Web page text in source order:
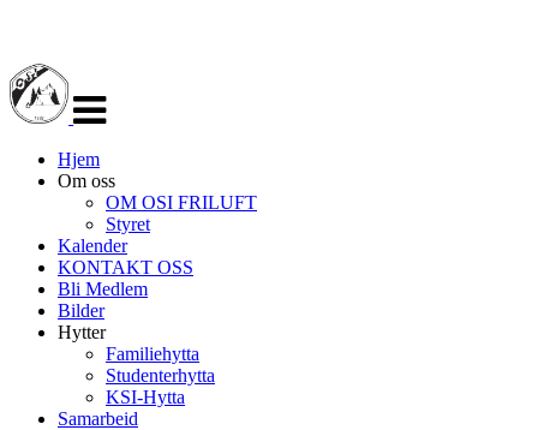
navigasjon
Hjem
Om oss
OM OSI FRILUFT
Styret
Kalender
KONTAKT OSS
Bli Medlem
Bilder
Hytter
Familiehytta
Studenterhytta
KSI-Hytta
Samarbeid